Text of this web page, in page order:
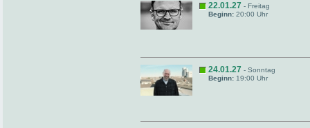
22.01.27 - Freitag
Beginn: 20:00 Uhr
24.01.27 - Sonntag
Beginn: 19:00 Uhr